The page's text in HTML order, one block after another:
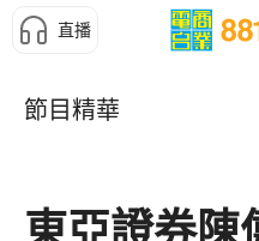
直播
節目精華